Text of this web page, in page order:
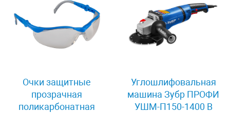
Очки защитные
прозрачная
поликарбонатная
Углошлифовальная
машина Зубр ПРОФИ
УШМ-П150-1400 В